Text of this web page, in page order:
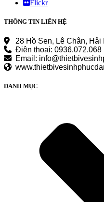
Flickr
THÔNG TIN LIÊN HỆ
28 Hồ Sen, Lê Chân, Hải
Điện thoại: 0936.072.068
Email:
DANH MỤC